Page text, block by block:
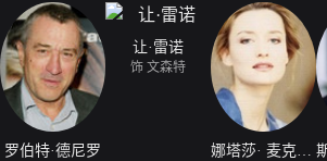
罗伯特·德尼罗
让·雷诺
饰 文森特